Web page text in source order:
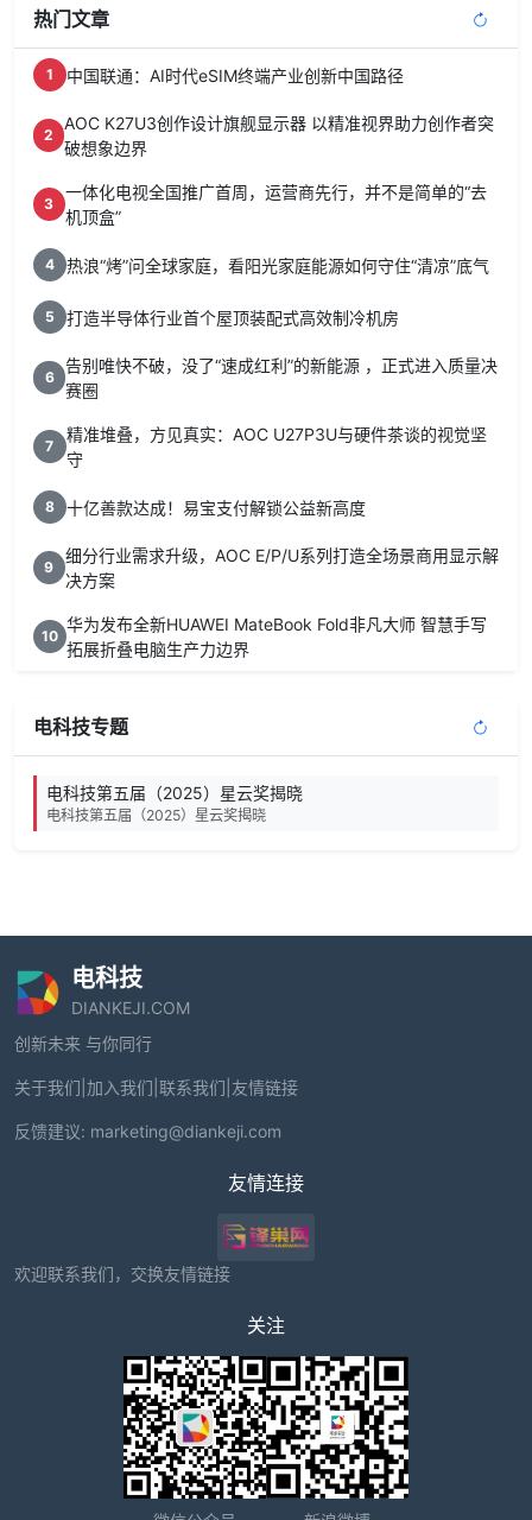
热门文章
1 中国联通：AI时代eSIM终端产业创新中国路径
2
AOC K27U3创作设计旗舰显示器 以精准视界助力创作者突
破想象边界
3
一体化电视全国推广首周，运营商先行，并不是简单的“去
机顶盒”
4 热浪“烤”问全球家庭，看阳光家庭能源如何守住“清凉”底气
5 打造半导体行业首个屋顶装配式高效制冷机房
6
告别唯快不破，没了“速成红利”的新能源 ，正式进入质量决
赛圈
7
精准堆叠，方见真实：AOC U27P3U与硬件茶谈的视觉坚
守
8 十亿善款达成！易宝支付解锁公益新高度
9
细分行业需求升级，AOC E/P/U系列打造全场景商用显示解
决方案
10
华为发布全新HUAWEI MateBook Fold非凡大师 智慧手写
拓展折叠电脑生产力边界
电科技专题
电科技第五届（2025）星云奖揭晓
电科技第五届（2025）星云奖揭晓
电科技
DIANKEJI.COM
创新未来 与你同行
关于我们 加入我们 联系我们 友情链接
反馈建议: marketing@diankeji.com
友情连接
欢迎联系我们，交换友情链接
关注